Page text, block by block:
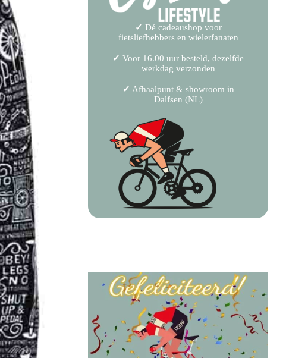
✓ Dé cadeaushop voor
fietsliefhebbers en wielerfanaten
✓ Voor 16.00 uur besteld, dezelfde
werkdag verzonden
✓ Afhaalpunt & showroom in
Dalfsen (NL)